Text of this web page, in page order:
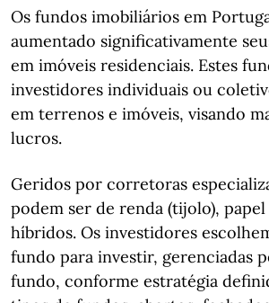
Os fundos imobiliários em
aumentado significativamente
em imóveis residenciais. Estes
investidores individuais ou
em terrenos e imóveis, visando
lucros.
Geridos por corretoras
podem ser de renda (tijolo),
híbridos. Os investidores
fundo para investir, gerenciadas
fundo, conforme estratégia